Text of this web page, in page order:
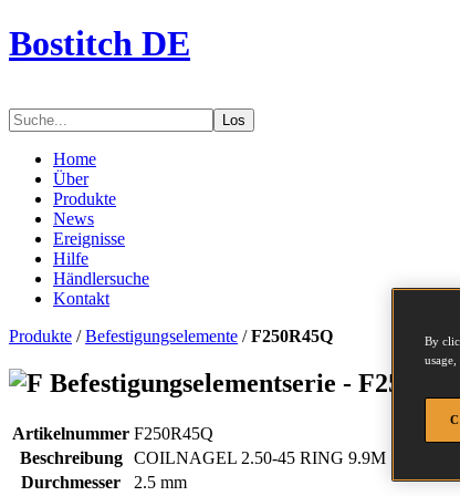
Bostitch DE
Los
Home
Über
Produkte
News
Ereignisse
Hilfe
Händlersuche
Kontakt
Produkte /Befestigungselemente /F250R45Q
Befestigungselementserie -
Artikelnummer F250R45Q
Beschreibung
COILNAGEL 2.50-45 RING 9.9M
Durchmesser
2.5 mm
By